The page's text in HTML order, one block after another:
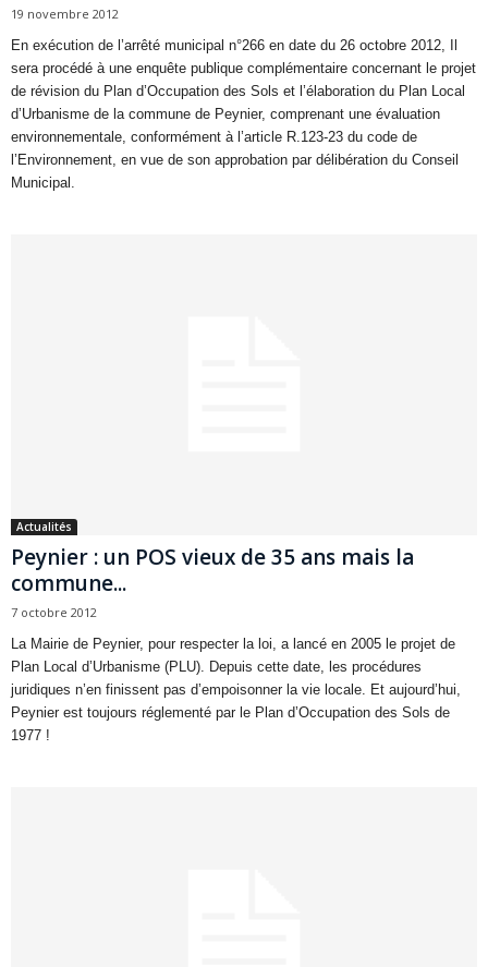
19 novembre 2012
En exécution de l’arrêté municipal n°266 en date du 26 octobre 2012, Il
sera procédé à une enquête publique complémentaire concernant le projet
de révision du Plan d’Occupation des Sols et l’élaboration du Plan Local
d’Urbanisme de la commune de Peynier, comprenant une évaluation
environnementale, conformément à l’article R.123-23 du code de
l’Environnement, en vue de son approbation par délibération du Conseil
Municipal.
Actualités
Peynier : un POS vieux de 35 ans mais la
commune...
7 octobre 2012
La Mairie de Peynier, pour respecter la loi, a lancé en 2005 le projet de
Plan Local d’Urbanisme (PLU). Depuis cette date, les procédures
juridiques n’en finissent pas d’empoisonner la vie locale. Et aujourd’hui,
Peynier est toujours réglementé par le Plan d’Occupation des Sols de
1977 !